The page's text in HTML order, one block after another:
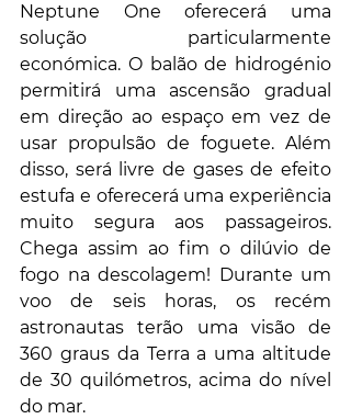
Neptune One oferecerá uma
solução particularmente
económica. O balão de hidrogénio
permitirá uma ascensão gradual
em direção ao espaço em vez de
usar propulsão de foguete. Além
disso, será livre de gases de efeito
estufa e oferecerá uma experiência
muito segura aos passageiros.
Chega assim ao fim o dilúvio de
fogo na descolagem! Durante um
voo de seis horas, os recém
astronautas terão uma visão de
360 ​​graus da Terra a uma altitude
de 30 quilómetros, acima do nível
do mar.